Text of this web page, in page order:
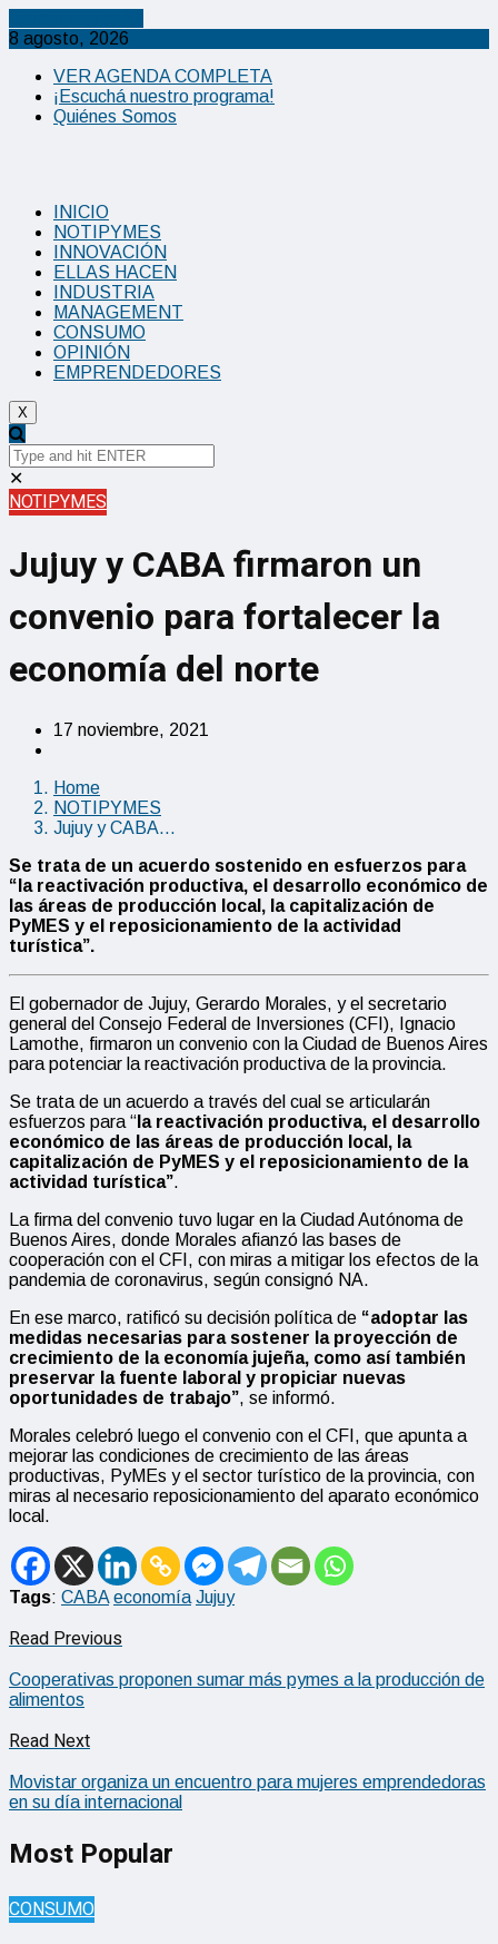
8 agosto, 2026
VER AGENDA COMPLETA
¡Escuchá nuestro programa!
Quiénes Somos
INICIO
NOTIPYMES
INNOVACIÓN
ELLAS HACEN
INDUSTRIA
MANAGEMENT
CONSUMO
OPINIÓN
EMPRENDEDORES
X
✕
NOTIPYMES
Jujuy y CABA firmaron un
convenio para fortalecer la
economía del norte
17 noviembre, 2021
Home
NOTIPYMES
Jujuy y CABA…
Se trata de un acuerdo sostenido en esfuerzos para
“la reactivación productiva, el desarrollo económico de
las áreas de producción local, la capitalización de
PyMES y el reposicionamiento de la actividad
turística”.
El gobernador de Jujuy, Gerardo Morales, y el secretario
general del Consejo Federal de Inversiones (CFI), Ignacio
Lamothe, firmaron un convenio con la Ciudad de Buenos Aires
para potenciar la reactivación productiva de la provincia.
Se trata de un acuerdo a través del cual se articularán
esfuerzos para “ la reactivación productiva, el desarrollo
económico de las áreas de producción local, la
capitalización de PyMES y el reposicionamiento de la
actividad turística”.
La firma del convenio tuvo lugar en la Ciudad Autónoma de
Buenos Aires, donde Morales afianzó las bases de
cooperación con el CFI, con miras a mitigar los efectos de la
pandemia de coronavirus, según consignó NA.
En ese marco, ratificó su decisión política de “adoptar las
medidas necesarias para sostener la proyección de
crecimiento de la economía jujeña, como así también
preservar la fuente laboral y propiciar nuevas
oportunidades de trabajo”, se informó.
Morales celebró luego el convenio con el CFI, que apunta a
mejorar las condiciones de crecimiento de las áreas
productivas, PyMEs y el sector turístico de la provincia, con
miras al necesario reposicionamiento del aparato económico
local.
Tags: CABA economía Jujuy
Read Previous
Cooperativas proponen sumar más pymes a la producción de
alimentos
Read Next
Movistar organiza un encuentro para mujeres emprendedoras
en su día internacional
Most Popular
CONSUMO